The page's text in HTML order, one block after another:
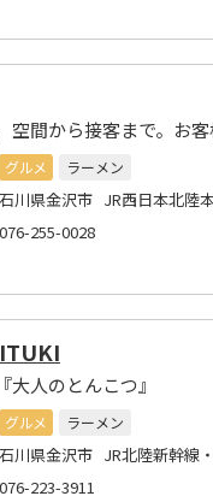
空間から接客まで。お客
グルメ
ラーメン
石川県金沢市 JR西日本北陸
076-255-0028
大人のとんこつ』
グルメ
ラーメン
石川県金沢市 JR北陸新幹線
076-223-3911